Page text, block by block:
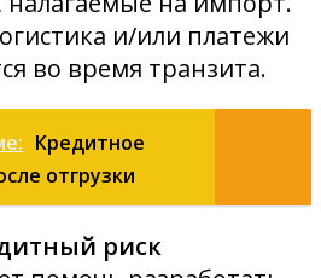
и/или платежи
во время транзита.
Кредитное
отгрузки
риск